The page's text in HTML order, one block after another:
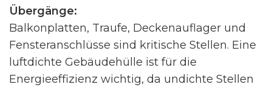
Übergänge:
Balkonplatten, Traufe, Deckenauflager und
Fensteranschlüsse sind kritische Stellen. Eine
luftdichte Gebäudehülle ist für die
Energieeffizienz wichtig, da undichte Stellen